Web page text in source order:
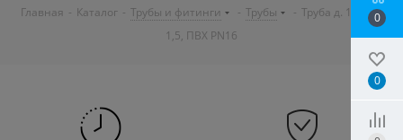
Главная - Каталог - Трубы и фитинги - Трубы - Труба д. 16мм х
1,5, ПВХ PN16
0
0